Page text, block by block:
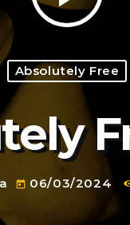
Absolutely Free
today 06/03/2024